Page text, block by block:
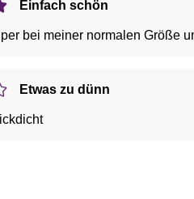
Einfach schön
bei meiner normalen Größe
Etwas zu dünn